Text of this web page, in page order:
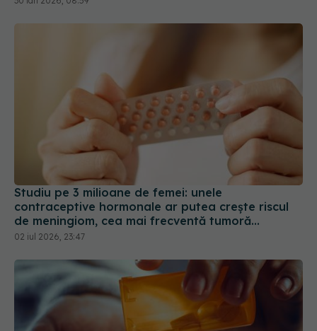
Studiu pe 3 milioane de femei: unele
contraceptive hormonale ar putea crește riscul
de meningiom, cea mai frecventă tumoră
cerebrală
02 iul 2026, 23:47